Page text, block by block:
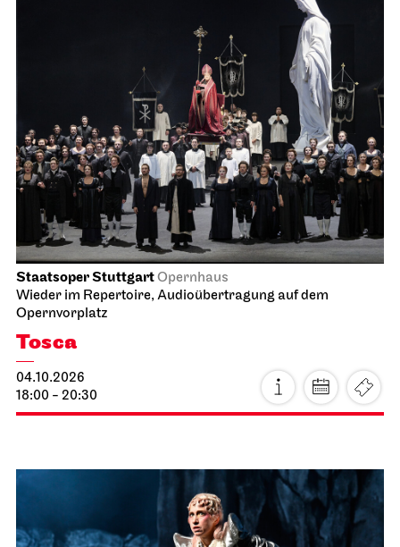
Staatsoper StuttgartOpernhaus
Wieder im Repertoire, Audioübertragung auf dem
Opernvorplatz
Tosca
04.10.2026
18:00 - 20:30